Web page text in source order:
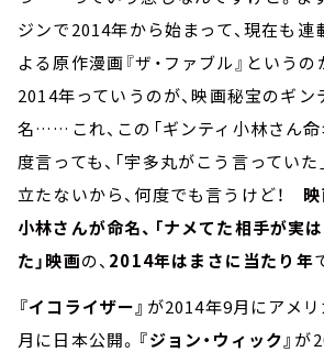
ジンで2014年から始まって、現在も連
よる原作漫画『ザ・ファブル』というの
2014年っていうのが、映画秘宝のギン
名……これ、この「ギンティ小林さん命
度言っても、「宇多丸がこう言ってい
立たないから、何度でも言うけど！
小林さんが命名、「ナメてた相手が実
た」映画の、 2014年はまさに当たり年
『イコライザー』 が2014年9月にアメリ
月に日本公開。 『ジョン・ウィック』 が